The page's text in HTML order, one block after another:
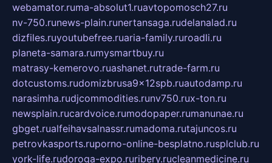
webamator.ruma-absolut1.ruavtopomosch27.ru
nv-750.runews-plain.runertansaga.rudelanalad.ru
dizfiles.ruyoutubefree.ruaria-family.ruroadli.ru
planeta-samara.rumysmartbuy.ru
matrasy-kemerovo.ruashanet.rutrade-farm.ru
dotcustoms.rudomizbrusa9x12spb.ruautodamp.ru
narasimha.rudjcommodities.runv750.rux-ton.ru
newsplain.rucardvoice.rumodopaper.rumanunae.ru
gbget.rualfeihavsalnassr.rumadoma.rutajuncos.ru
petrovkasports.ruporno-online-besplatno.rusplclub.ru
york-life.rudoroga-expo.ruribery.rucleanmedicine.ru